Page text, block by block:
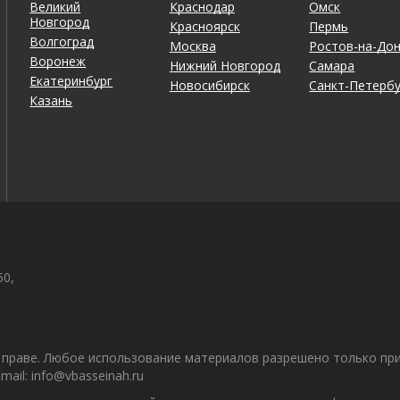
Великий
Новгород
Волгоград
Воронеж
Екатеринбург
Казань
Краснодар
Красноярск
Москва
Нижний Новгород
Новосибирск
Омск
Пермь
Ростов-на-
Самара
Санкт-
Любое использование материалов разрешено только
info@vbasseinah.ru